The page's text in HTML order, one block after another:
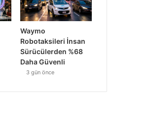
Waymo
Robotaksileri İnsan
Sürücülerden %68
Daha Güvenli
3 gün önce